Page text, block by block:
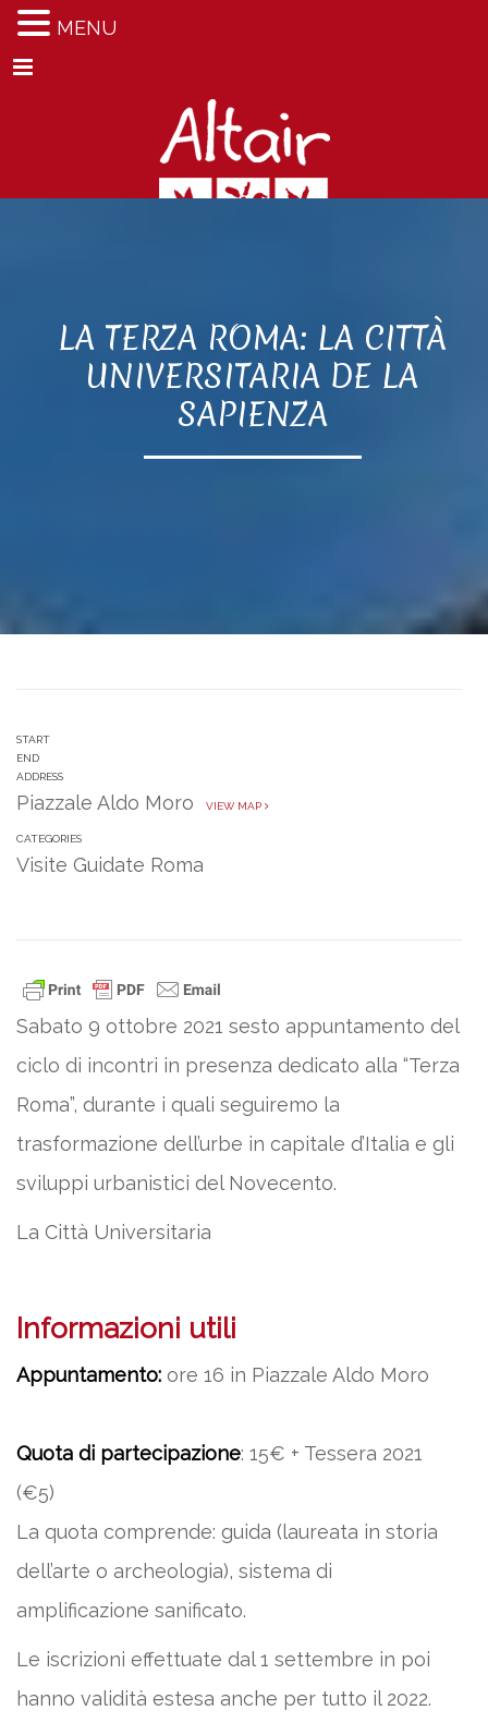
Menu
LA TERZA ROMA: LA CITTÀ
UNIVERSITARIA DE LA
SAPIENZA
START
END
ADDRESS
Piazzale Aldo Moro VIEW MAP
CATEGORIES
Visite Guidate Roma
Sabato 9 ottobre 2021 sesto appuntamento del
ciclo di incontri in presenza dedicato alla “Terza
Roma”, durante i quali seguiremo la
trasformazione dell’urbe in capitale d’Italia e gli
sviluppi urbanistici del Novecento.
La Città Universitaria
Informazioni utili
Appuntamento: ore 16 in Piazzale Aldo Moro
Quota di partecipazione: 15€ + Tessera 2021
(€5)
La quota comprende: guida (laureata in storia
dell’arte o archeologia), sistema di
amplificazione sanificato.
Le iscrizioni effettuate dal 1 settembre in poi
hanno validità estesa anche per tutto il 2022.
MENU